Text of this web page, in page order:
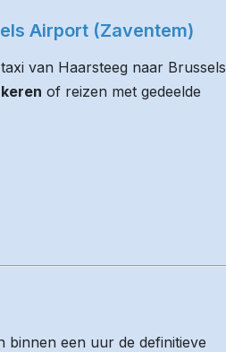
Airport (Zaventem)
van Haarsteeg naar Brussels
of reizen met gedeelde
een uur de definitieve